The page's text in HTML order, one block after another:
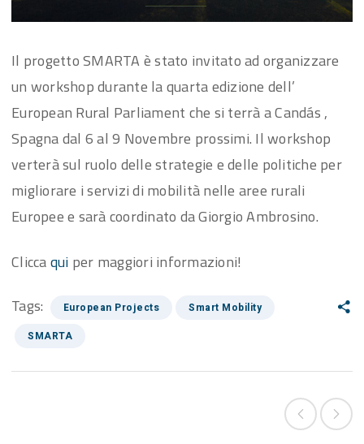
Il progetto SMARTA è stato invitato ad organizzare
un workshop durante la quarta edizione dell’
European Rural Parliament che si terrà a Candás ,
Spagna dal 6 al 9 Novembre prossimi. Il workshop
verterà sul ruolo delle strategie e delle politiche per
migliorare i servizi di mobilità nelle aree rurali
Europee e sarà coordinato da Giorgio Ambrosino.
Cliccaqui per maggiori informazioni!
Tags:
European Projects
Smart Mobility
SMARTA